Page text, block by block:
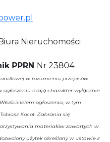
Nieruchomości
PPRN Nr 23804
w rozumieniu przepisów
mają charakter wyłącznie
ogłoszenia, w tym
Kocot. Zabrania się
materiałów zawartych w
użytek określony w ustawie z